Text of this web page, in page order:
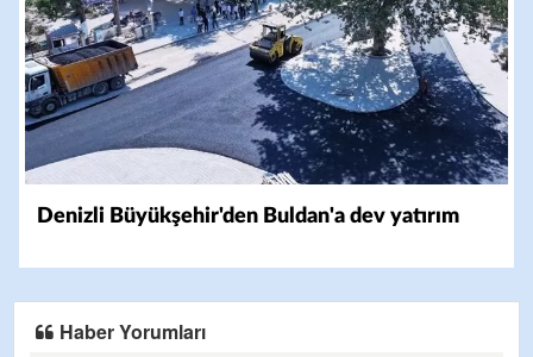
Denizli Büyükşehir'den Buldan'a dev yatırım
Haber Yorumları